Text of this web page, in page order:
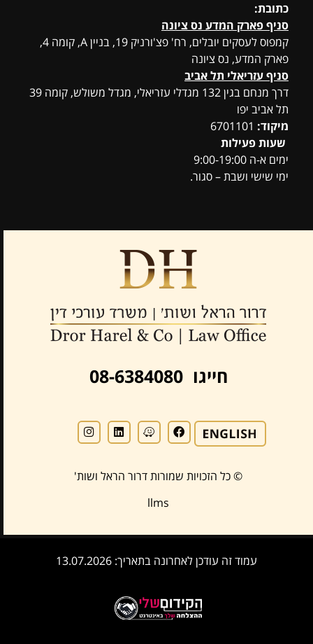
כתובת:
סניף פארק המדע נס ציונה
קמפוס לעסקים יובלים, רח' פצ'ורניק 19, בניין A, קומה 4,
פארק המדע, נס ציונה
סניף עזריאלי תל אביב
דרך מנחם בגין 132 מגדלי עזריאלי, מגדל משולש, קומה 39
תל אביב יפו
מיקוד:
שעות פעילות
ימים א-ה 9:00-19:00
ימי שישי ושבת – סגור.
חייגו 08-6384080
© כל הזכויות שמורות דרור הראל ושות'
llms
עמוד זה עודכן לאחרונה בתאריך: 13.07.2026